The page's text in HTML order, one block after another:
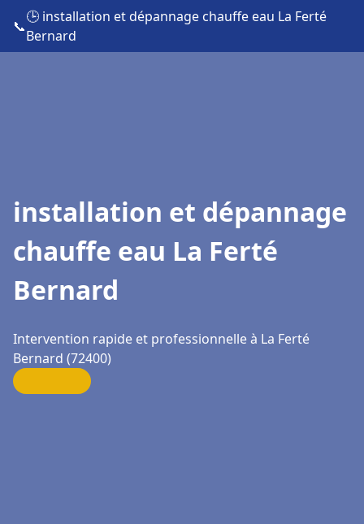
📞
🕒 installation et dépannage chauffe eau La Ferté
Bernard
installation et dépannage
chauffe eau La Ferté
Bernard
Intervention rapide et professionnelle à La Ferté
Bernard (72400)